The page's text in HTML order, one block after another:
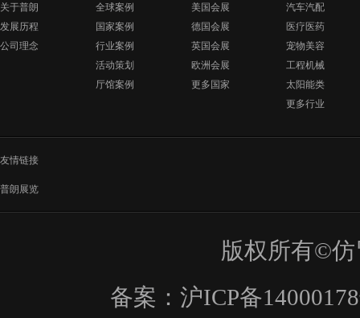
关于普朗
发展历程
公司理念
全球案例
国家案例
行业案例
活动策划
厅馆案例
美国会展
德国会展
英国会展
欧洲会展
更多国家
汽车汽配
医疗医药
宠物美容
工程机械
太阳能类
更多行业
友情链接
普朗展览
版权所有©
备案： 沪ICP备